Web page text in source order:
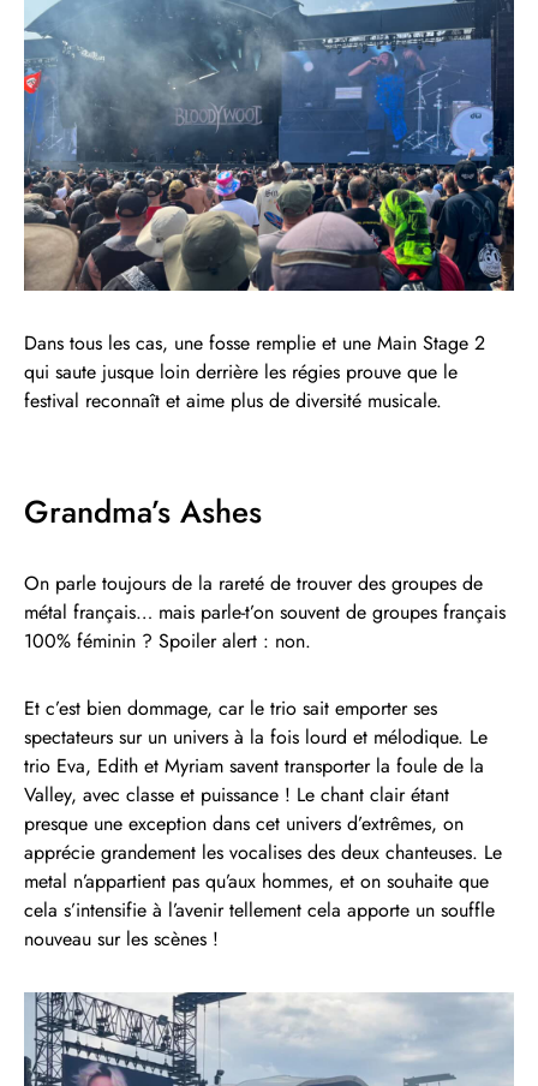
Dans tous les cas, une fosse remplie et une Main Stage 2
qui saute jusque loin derrière les régies prouve que le
festival reconnaît et aime plus de diversité musicale.
Grandma’s Ashes
On parle toujours de la rareté de trouver des groupes de
métal français… mais parle-t’on souvent de groupes français
100% féminin ? Spoiler alert : non.
Et c’est bien dommage, car le trio sait emporter ses
spectateurs sur un univers à la fois lourd et mélodique. Le
trio Eva, Edith et Myriam savent transporter la foule de la
Valley, avec classe et puissance ! Le chant clair étant
presque une exception dans cet univers d’extrêmes, on
apprécie grandement les vocalises des deux chanteuses. Le
metal n’appartient pas qu’aux hommes, et on souhaite que
cela s’intensifie à l’avenir tellement cela apporte un souffle
nouveau sur les scènes !